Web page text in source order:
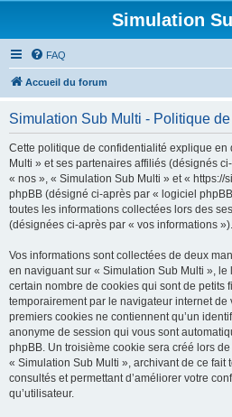
Simulation
FAQ
Accueil du forum
Simulation Sub Multi - Politique
Cette politique de confidentialité explique
Multi » et ses partenaires affiliés (désignés
« nos », « Simulation Sub Multi » et «
phpBB (désigné ci-après par « logiciel
toutes les informations collectées lors des
(désignées ci-après par « vos informations »).
Vos informations sont collectées de deux
en naviguant sur « Simulation Sub Multi »,
certain nombre de cookies qui sont de petits
temporairement par le navigateur internet de
premiers cookies ne contiennent qu’un
anonyme de session qui vous sont
phpBB. Un troisième cookie sera créé lors
« Simulation Sub Multi », archivant de ce fait
consultés et permettant d’améliorer votre
qu’utilisateur.